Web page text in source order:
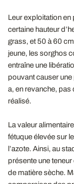
Leur exploitation en
certaine hauteur
grass, et 50 à 60
jeune, les sorghos
entraîne une
pouvant causer
a, en revanche, pas
réalisé.
La valeur
fétuque élevée sur
l’azote. Ainsi, au
présente une
de matière sèche.